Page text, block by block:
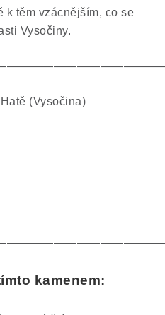
k těm vzácnějším, co se
Vysočiny.
(Vysočina)
kamenem: